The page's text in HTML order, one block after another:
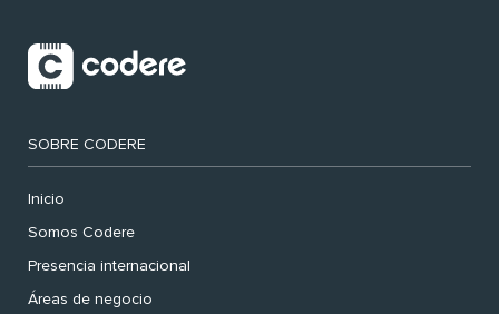
SOBRE CODERE
Inicio
Somos Codere
Presencia internacional
Áreas de negocio